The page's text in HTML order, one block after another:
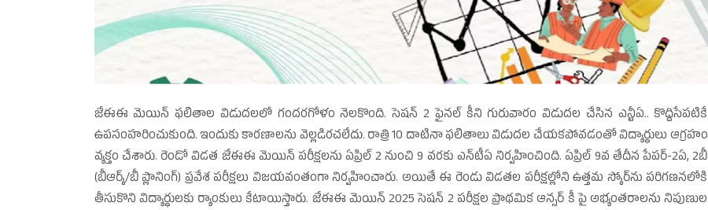
జేఈఈ మెయిన్‌ ఫలితాల విడుదలలో గందరగోళం నెలకొంది. సెషన్‌ 2 ఫైనల్‌ కీని గురువారం విడుదల చేసిన ఎన్టీఏ.. కొద్దిసేపటికే
ఉపసంహరించుకుంది. ఇందుకు కారణాలను వెల్లడిరచలేదు. రాత్రి 10 దాటినా ఫలితాలు విడుదల చేయకపోవడంతో విద్యార్థులు ఆగ్రహం
వ్యక్తం చేశారు. రెండో విడత జేఈఈ మెయిన్‌ పరీక్షలను ఏప్రిల్‌ 2 నుంచి 9 వరకు ఎన్‌టీఏ నిర్వహించింది. ఏప్రిల్‌ 9వ తేదీన పేపర్‌-2ఏ, 2బీ
(బీఆర్క్‌/బీ ప్లానింగ్‌) ప్రవేశ పరీక్షలు విజయవంతంగా నిర్వహించారు. అయితే ఈ రెండు విడతల పరీక్షల్లోని ఉత్తమ స్కోర్‌ను పరిగణనలోకి
తీసుకొని విద్యార్ధులకు ర్యాంకులు కేటాయిస్తారు. జేఈఈ మెయిన్‌ 2025 సెషన్‌ 2 పరీక్షల ప్రాథమిక ఆన్సర్‌ కీ పై అభ్యంతరాలను నిపుణుల